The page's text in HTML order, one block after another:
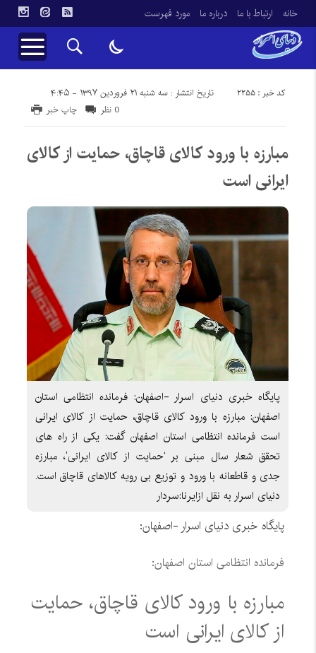
خانه ارتباط با ما درباره ما مورد فهرست
تاریخ انتشار : سه شنبه ۲۱ فروردین ۱۳۹۷ - ۴:۴۵ کد خبر : 2255
چاپ خبر 0 نظر
مبارزه با ورود کالای قاچاق، حمایت از کالای
ایرانی است
پایگاه خبری دنیای اسرار -اصفهان: فرمانده انتظامی استان
اصفهان: مبارزه با ورود کالای قاچاق، حمایت از کالای ایرانی
است فرمانده انتظامی استان اصفهان گفت: یکی از راه های
تحقق شعار سال مبنی بر ‘حمایت از کالای ایرانی’، مبارزه
جدی و قاطعانه با ورود و توزیع بی رویه کالاهای قاچاق است.
دنیای اسرار به نقل ازایرنا:سردار
پایگاه خبری دنیای اسرار -اصفهان:
فرمانده انتظامی استان اصفهان:
مبارزه با ورود کالای قاچاق، حمایت
از کالای ایرانی است